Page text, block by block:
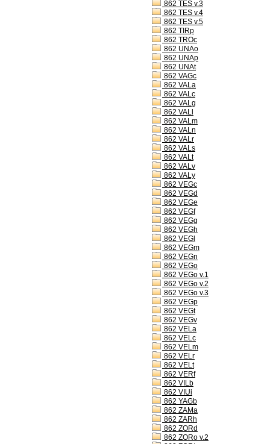
862 TES v.3
862 TES v.4
862 TES v.5
862 TIRp
862 TROc
862 UNAo
862 UNAp
862 UNAt
862 VAGc
862 VALa
862 VALc
862 VALg
862 VALl
862 VALm
862 VALn
862 VALr
862 VALs
862 VALt
862 VALv
862 VALy
862 VEGc
862 VEGd
862 VEGe
862 VEGf
862 VEGg
862 VEGh
862 VEGl
862 VEGm
862 VEGn
862 VEGo
862 VEGo v.1
862 VEGo v.2
862 VEGo v.3
862 VEGp
862 VEGt
862 VEGv
862 VELa
862 VELc
862 VELm
862 VELr
862 VELt
862 VERf
862 VILb
862 VIUi
862 YAGb
862 ZAMa
862 ZARh
862 ZORd
862 ZORo v.2